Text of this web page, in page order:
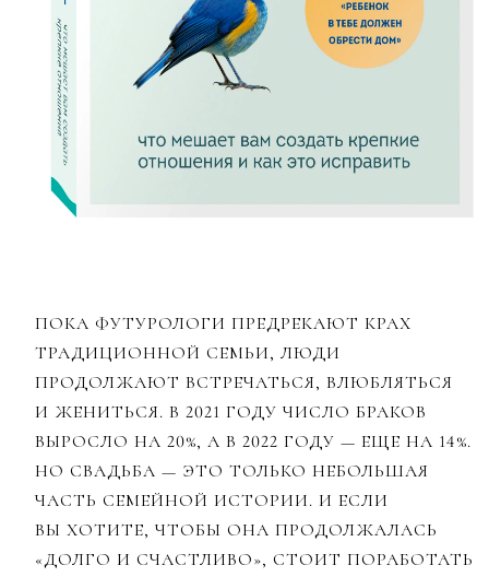
ПОКА ФУТУРОЛОГИ ПРЕДРЕКАЮТ КРАХ
ТРАДИЦИОННОЙ СЕМЬИ, ЛЮДИ
ПРОДОЛЖАЮТ ВСТРЕЧАТЬСЯ, ВЛЮБЛЯТЬСЯ
И ЖЕНИТЬСЯ. В 2021 ГОДУ ЧИСЛО БРАКОВ
ВЫРОСЛО НА 20%, А В 2022 ГОДУ — ЕЩЕ НА 14%.
НО СВАДЬБА — ЭТО ТОЛЬКО НЕБОЛЬШАЯ
ЧАСТЬ СЕМЕЙНОЙ ИСТОРИИ. И ЕСЛИ
ВЫ ХОТИТЕ, ЧТОБЫ ОНА ПРОДОЛЖАЛАСЬ
«ДОЛГО И СЧАСТЛИВО», СТОИТ ПОРАБОТАТЬ